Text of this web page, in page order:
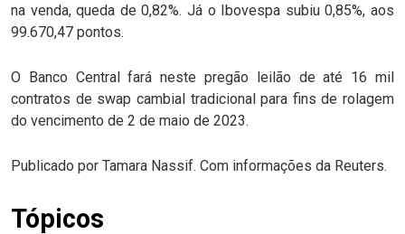
na venda, queda de 0,82%. Já o Ibovespa subiu 0,85%, aos
99.670,47 pontos.
O Banco Central fará neste pregão leilão de até 16 mil
contratos de swap cambial tradicional para fins de rolagem
do vencimento de 2 de maio de 2023.
Publicado por Tamara Nassif. Com informações da Reuters.
Tópicos